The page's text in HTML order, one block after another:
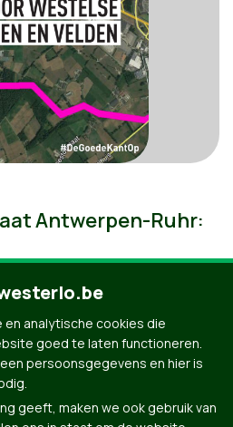
Antwerpen-Ruhr:
analytische cookies die
goed te laten functioneren.
persoonsgegevens en hier is
geeft, maken we ook gebruik van